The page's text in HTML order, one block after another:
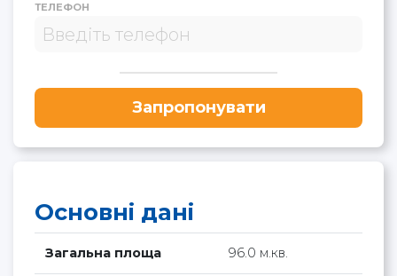
ТЕЛЕФОН
Запропонувати
Основні дані
Загальна площа 96.0 м.кв.